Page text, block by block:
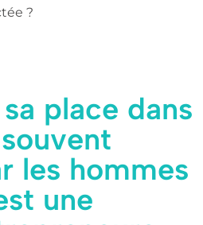
?
place dans
les hommes
une